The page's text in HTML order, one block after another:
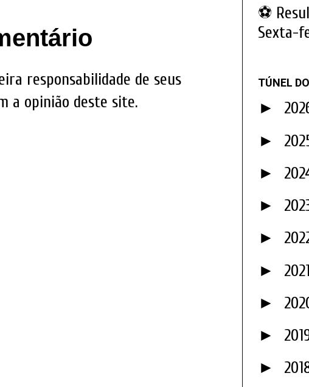
responsabilidade de seus
a opinião deste site.
⚽
Sexta-
TÚNEL
►
►
►
►
►
► 2021
►
►
►